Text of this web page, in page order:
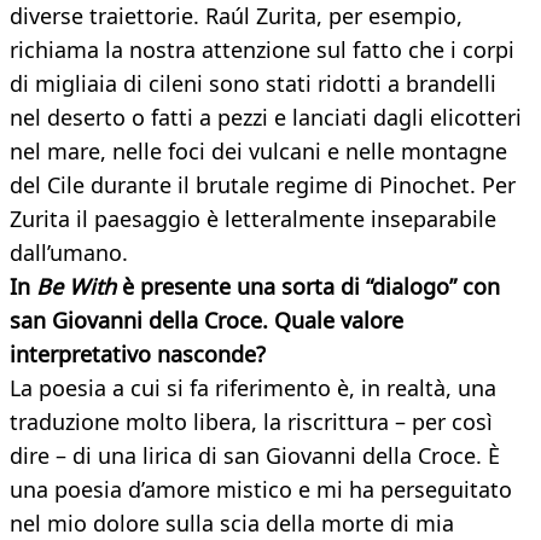
diverse traiettorie. Raúl Zurita, per esempio,
richiama la nostra attenzione sul fatto che i corpi
di migliaia di cileni sono stati ridotti a brandelli
nel deserto o fatti a pezzi e lanciati dagli elicotteri
nel mare, nelle foci dei vulcani e nelle montagne
del Cile durante il brutale regime di Pinochet. Per
Zurita il paesaggio è letteralmente inseparabile
dall’umano.
In Be With è presente una sorta di “dialogo” con
san Giovanni della Croce. Quale valore
interpretativo nasconde?
La poesia a cui si fa riferimento è, in realtà, una
traduzione molto libera, la riscrittura – per così
dire – di una lirica di san Giovanni della Croce. È
una poesia d’amore mistico e mi ha perseguitato
nel mio dolore sulla scia della morte di mia